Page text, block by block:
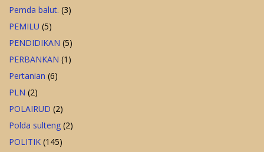
Pemda balut. (3)
PEMILU (5)
PENDIDIKAN (5)
PERBANKAN (1)
Pertanian (6)
PLN (2)
POLAIRUD (2)
Polda sulteng (2)
POLITIK (145)